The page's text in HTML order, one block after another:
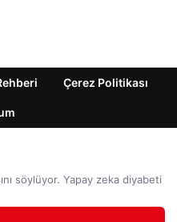
Çerez Politikası
söylüyor. Yapay zeka diyabeti